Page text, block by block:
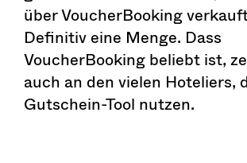
über VoucherBooking
Definitiv eine Menge. Dass
VoucherBooking beliebt ist,
auch an den vielen Hoteliers,
Gutschein-Tool nutzen.